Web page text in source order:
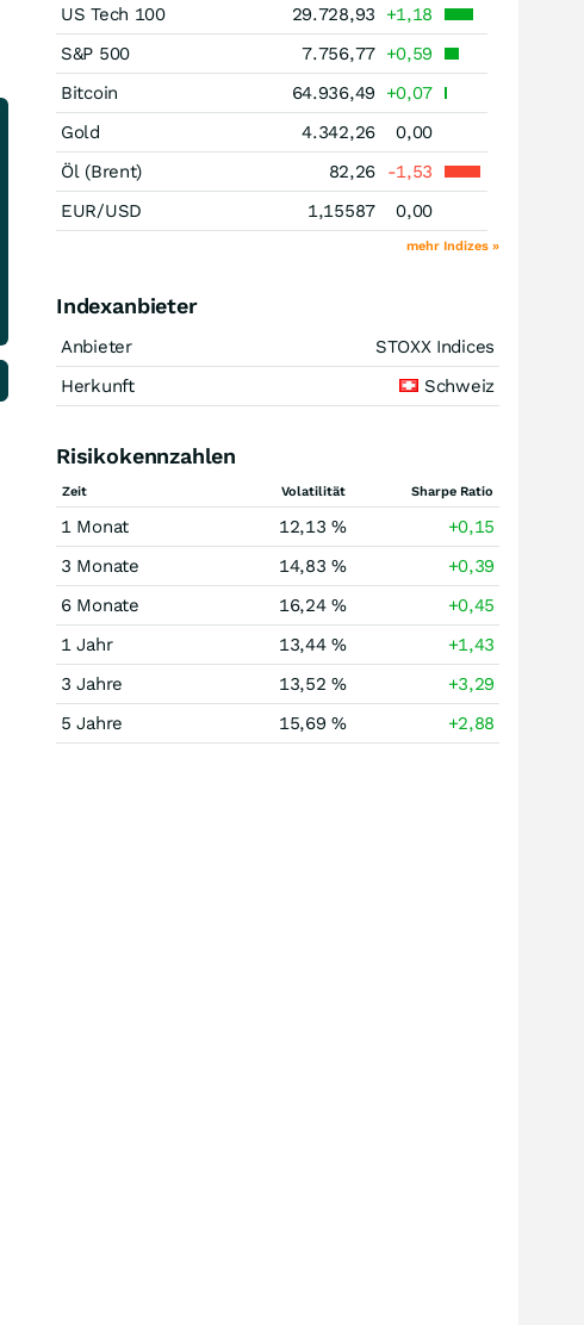
US Tech 100
29.728,93
+1,18
S&P 500
7.756,77 +0,59
Bitcoin
64.936,49
+0,07
Gold
4.342,26
0,00
Öl (Brent)
82,26
-1,53
EUR/USD
1,15587 0,00
mehr Indizes »
Indexanbieter
Anbieter
STOXX Indices
Herkunft
Schweiz
Risikokennzahlen
Zeit Volatilität Sharpe Ratio
1 Monat 12,13 %
+0,15
3 Monate
14,83 %
+0,39
6 Monate
16,24 %
+0,45
1 Jahr
13,44 %
+1,43
3 Jahre
13,52 %
+3,29
5 Jahre
15,69 % +2,88